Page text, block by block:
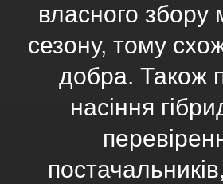
власного збору
сезону, тому
добра. Також
насіння